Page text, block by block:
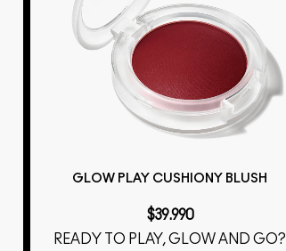
GLOW PLAY CUSHIONY BLUSH
$39.990
READY TO PLAY, GLOW AND GO?